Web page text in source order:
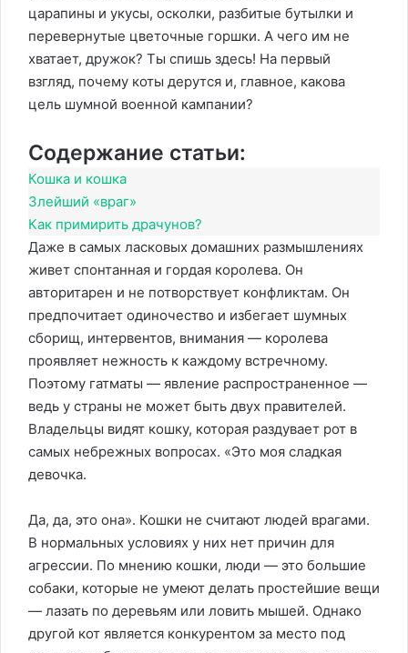
царапины и укусы, осколки, разбитые бутылки и
перевернутые цветочные горшки. А чего им не
хватает, дружок? Ты спишь здесь! На первый
взгляд, почему коты дерутся и, главное, какова
цель шумной военной кампании?
Содержание статьи:
Кошка и кошка
Злейший «враг»
Как примирить драчунов?
Даже в самых ласковых домашних размышлениях
живет спонтанная и гордая королева. Он
авторитарен и не потворствует конфликтам. Он
предпочитает одиночество и избегает шумных
сборищ, интервентов, внимания — королева
проявляет нежность к каждому встречному.
Поэтому гатматы — явление распространенное —
ведь у страны не может быть двух правителей.
Владельцы видят кошку, которая раздувает рот в
самых небрежных вопросах. «Это моя сладкая
девочка.
Да, да, это она». Кошки не считают людей врагами.
В нормальных условиях у них нет причин для
агрессии. По мнению кошки, люди — это большие
собаки, которые не умеют делать простейшие вещи
— лазать по деревьям или ловить мышей. Однако
другой кот является конкурентом за место под